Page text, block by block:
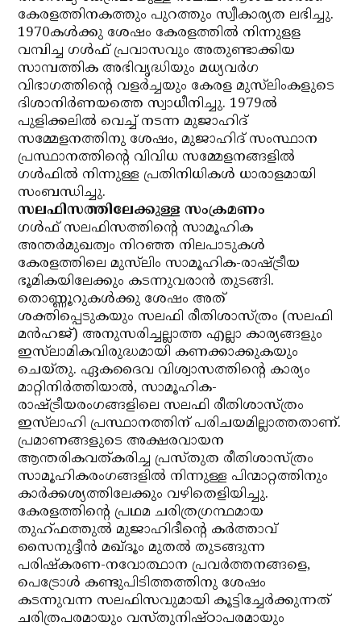
കേരളത്തിനകത്തും പുറത്തും സ്വീകാര്യത ലഭിച്ചു.
1970കള്‍ക്കു ശേഷം കേരളത്തില്‍ നിന്നുളള
വമ്പിച്ച ഗള്‍ഫ് പ്രവാസവും അതുണ്ടാക്കിയ
സാമ്പത്തിക അഭിവൃദ്ധിയും മധ്യവര്‍ഗ
വിഭാഗത്തിന്റെ വളര്‍ച്ചയും കേരള മുസ്‌ലിംകളുടെ
ദിശാനിര്‍ണയത്തെ സ്വാധീനിച്ചു. 1979ല്‍
പുളിക്കലില്‍ വെച്ച് നടന്ന മുജാഹിദ്
സമ്മേളനത്തിനു ശേഷം, മുജാഹിദ് സംസ്ഥാന
പ്രസ്ഥാനത്തിന്റെ വിവിധ സമ്മേളനങ്ങളില്‍
ഗള്‍ഫില്‍ നിന്നുള്ള പ്രതിനിധികള്‍ ധാരാളമായി
സംബന്ധിച്ചു.
സലഫിസത്തിലേക്കുള്ള സംക്രമണം
ഗള്‍ഫ് സലഫിസത്തിന്റെ സാമൂഹിക
അന്തര്‍മുഖത്വം നിറഞ്ഞ നിലപാടുകള്‍
കേരളത്തിലെ മുസ്‌ലിം സാമൂഹിക-രാഷ്ട്രീയ
ഭൂമികയിലേക്കും കടന്നുവരാന്‍ തുടങ്ങി.
തൊണ്ണൂറുകള്‍ക്കു ശേഷം അത്
ശക്തിപ്പെടുകയും സലഫി രീതിശാസ്ത്രം (സലഫി
മന്‍ഹജ്) അനുസരിച്ചല്ലാത്ത എല്ലാ കാര്യങ്ങളും
ഇസ്‌ലാമികവിരുദ്ധമായി കണക്കാക്കുകയും
ചെയ്തു. ഏകദൈവ വിശ്വാസത്തിന്റെ കാര്യം
മാറ്റിനിര്‍ത്തിയാല്‍, സാമൂഹിക-
രാഷ്ട്രീയരംഗങ്ങളിലെ സലഫി രീതിശാസ്ത്രം
ഇസ്‌ലാഹി പ്രസ്ഥാനത്തിന് പരിചയമില്ലാത്തതാണ്.
പ്രമാണങ്ങളുടെ അക്ഷരവായന
ആന്തരികവത്കരിച്ച പ്രസ്തുത രീതിശാസ്ത്രം
സാമൂഹികരംഗങ്ങളില്‍ നിന്നുള്ള പിന്മാറ്റത്തിനും
കാര്‍ക്കശ്യത്തിലേക്കും വഴിതെളിയിച്ചു.
കേരളത്തിന്റെ പ്രഥമ ചരിത്രഗ്രന്ഥമായ
തുഹ്ഫത്തുല്‍ മുജാഹിദീന്റെ കര്‍ത്താവ്
സൈനുദ്ദീന്‍ മഖ്ദൂം മുതല്‍ തുടങ്ങുന്ന
പരിഷ്‌കരണ-നവോത്ഥാന പ്രവര്‍ത്തനങ്ങളെ,
പെട്രോള്‍ കണ്ടുപിടിത്തത്തിനു ശേഷം
കടന്നുവന്ന സലഫിസവുമായി കൂട്ടിച്ചേര്‍ക്കുന്നത്
ചരിത്രപരമായും വസ്തുനിഷ്ഠാപരമായും